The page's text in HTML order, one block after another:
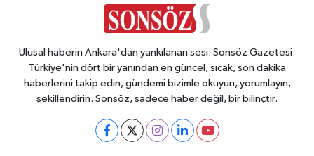
Ulusal haberin Ankara'dan yankılanan sesi: Sonsöz Gazetesi.
Türkiye'nin dört bir yanından en güncel, sıcak, son dakika
haberlerini takip edin, gündemi bizimle okuyun, yorumlayın,
şekillendirin. Sonsöz, sadece haber değil, bir bilinçtir.